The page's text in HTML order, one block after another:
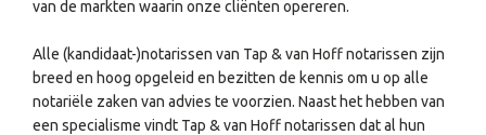
van de markten waarin onze cliënten opereren.
Alle (kandidaat-)notarissen van Tap & van Hoff notarissen zijn
breed en hoog opgeleid en bezitten de kennis om u op alle
notariële zaken van advies te voorzien. Naast het hebben van
een specialisme vindt Tap & van Hoff notarissen dat al hun